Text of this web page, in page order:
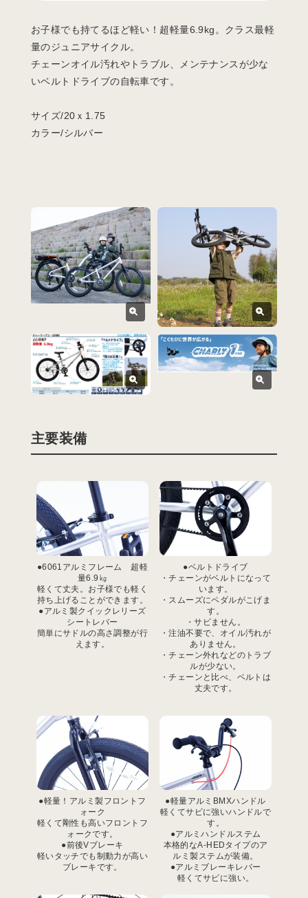
お子様でも持てるほど軽い！超軽量6.9kg。クラス最軽
量のジュニアサイクル。
チェーンオイル汚れやトラブル、メンテナンスが少な
いベルトドライブの自転車です。
サイズ/20ｘ1.75
カラー/シルバー
主要装備
●6061アルミフレーム 超軽
量6.9㎏
軽くて丈夫。お子様でも軽く
持ち上げることができます。
●アルミ製クイックレリーズ
シートレバー
簡単にサドルの高さ調整が行
えます。
●ベルトドライブ
・チェーンがベルトになって
います。
・スムーズにペダルがこげま
す。
・サビません。
・注油不要で、オイル汚れが
ありません。
・チェーン外れなどのトラブ
ルが少ない。
・チェーンと比べ、ベルトは
丈夫です。
●軽量！アルミ製フロントフ
ォーク
軽くて剛性も高いフロントフ
ォークです。
●前後Vブレーキ
軽いタッチでも制動力が高い
ブレーキです。
●軽量アルミBMXハンドル
軽くてサビに強いハンドルで
す。
●アルミハンドルステム
本格的なA-HEDタイプのア
ルミ製ステムが装備。
●アルミブレーキレバー
軽くてサビに強い。